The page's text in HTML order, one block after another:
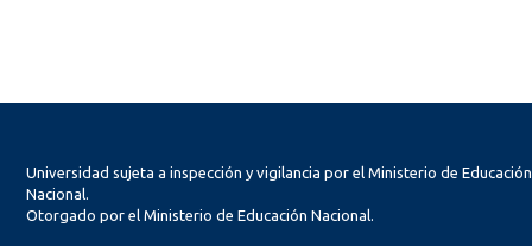
Universidad sujeta a inspección y vigilancia por el Ministerio de Educación
Nacional.
Otorgado por el Ministerio de Educación Nacional.